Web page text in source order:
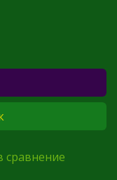
сравнение